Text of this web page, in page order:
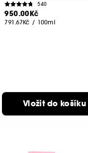
540
950.00Kč
791.67Kč / 100ml
Vložit do košíku